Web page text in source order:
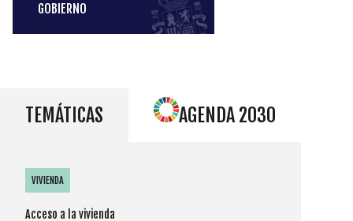
GOBIERNO
TEMÁTICAS AGENDA 2030
VIVIENDA
Acceso a la vivienda